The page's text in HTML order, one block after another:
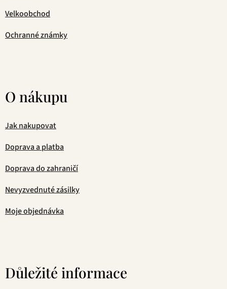
Velkoobchod
Ochranné známky
O nákupu
Jak nakupovat
Doprava a platba
Doprava do zahraničí
Nevyzvednuté zásilky
Moje objednávka
Důležité informace